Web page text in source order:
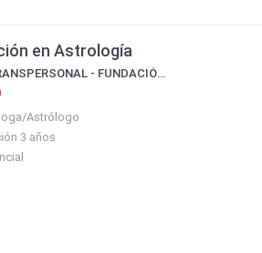
en Astrología
ASTROTRANSPERSONAL - FUNDACIÓN COLUMBIA
Astrólogo
3 años